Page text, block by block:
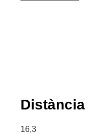
Distància
16,3